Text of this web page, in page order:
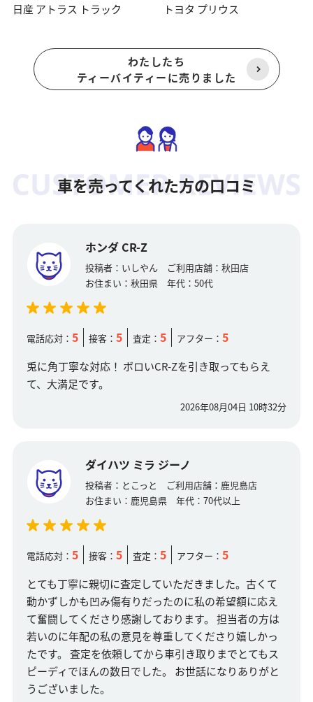
日産 アトラス トラック
トヨタ プリウス
わたしたち
ティーバイティーに売りました
車を売ってくれた方の口コミ
ホンダ CR-Z
投稿者： いしやん ご利用店舗： 秋田店
お住まい： 秋田県 年代： 50代
電話応対： 5 接客： 5 査定： 5 アフター： 5
兎に角丁寧な対応！ ボロいCR-Zを引き取ってもらえ
て、大満足です。
2026年08月04日 10時32分
ダイハツ ミラ ジーノ
投稿者： とこっと ご利用店舗： 鹿児島店
お住まい： 鹿児島県 年代： 70代以上
電話応対： 5 接客： 5 査定： 5 アフター： 5
とても丁寧に親切に査定していただきました。古くて
動かずしかも凹み傷有りだったのに私の希望額に応え
て奮闘してくださり感謝しております。 担当者の方は
若いのに年配の私の意見を尊重してくださり嬉しかっ
たです。 査定を依頼してから車引き取りまでとてもス
ピーディでほんの数日でした。 お世話になりありがと
うございました。